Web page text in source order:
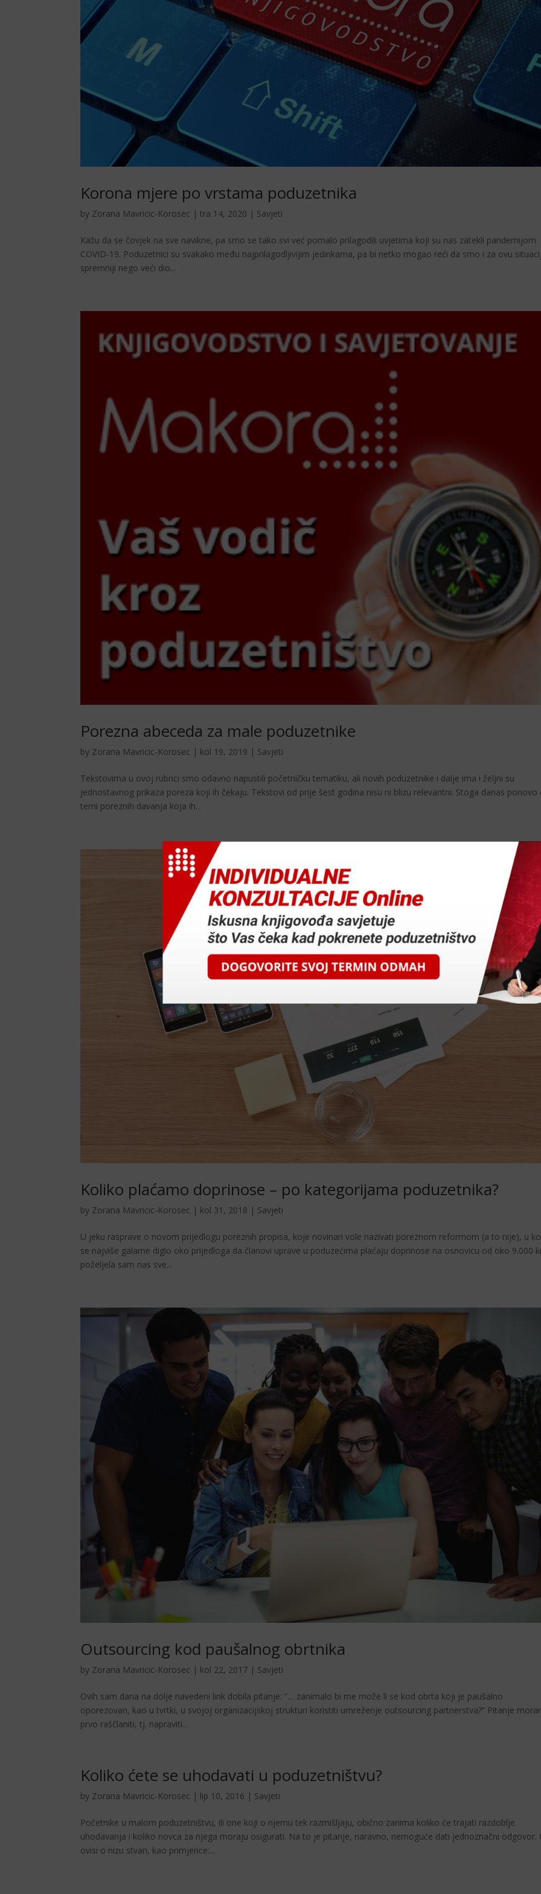
Korona mjere po vrstama poduzetnika
by Zorana Mavricic-Korosec | tra 14, 2020 | Savjeti
Kažu da se čovjek na sve navikne, pa smo se tako svi već pomalo prilagodili uvjetima koji su nas zatekli pandemijom
COVID-19. Poduzetnici su svakako među najprilagodljivijim jedinkama, pa bi netko mogao reći da smo i za ovu
spremniji nego veći dio...
Porezna abeceda za male poduzetnike
by Zorana Mavricic-Korosec | kol 19, 2019 | Savjeti
Tekstovima u ovoj rubrici smo odavno napustili početničku tematiku, ali novih poduzetnike i dalje ima i željni su
jednostavnog prikaza poreza koji ih čekaju. Tekstovi od prije šest godina nisu ni blizu relevantni. Stoga danas ponovo
temi poreznih davanja koja ih...
Koliko plaćamo doprinose – po kategorijama poduzetnika?
by Zorana Mavricic-Korosec | kol 31, 2018 | Savjeti
U jeku rasprave o novom prijedlogu poreznih propisa, koje novinari vole nazivati poreznom reformom (a to nije), u
se najviše galame diglo oko prijedloga da članovi uprave u poduzećima plaćaju doprinose na osnovicu od oko 9.000
poželjela sam nas sve...
Outsourcing kod paušalnog obrtnika
by Zorana Mavricic-Korosec | kol 22, 2017| Savjeti
Ovih sam dana na dolje navedeni link dobila pitanje: “… zanimalo bi me može li se kod obrta koji je paušalno
oporezovan, kao u tvrtki, u svojoj organizacijskoj strukturi koristiti umreženje outsourcing partnerstva?” Pitanje
prvo raščlaniti, tj. napraviti...
Koliko ćete se uhodavati u poduzetništvu?
by Zorana Mavricic-Korosec | lip 10, 2016 | Savjeti
Početnike u malom poduzetništvu, ili one koji o njemu tek razmišljaju, obično zanima koliko će trajati razdoblje
uhodavanja i koliko novca za njega moraju osigurati. Na to je pitanje, naravno, nemoguće dati jednoznačni odgovor.
ovisi o nizu stvari, kao primjerice:...